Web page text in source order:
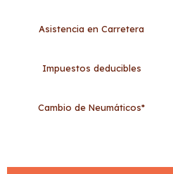
Asistencia en Carretera
Impuestos deducibles
Cambio de Neumáticos*